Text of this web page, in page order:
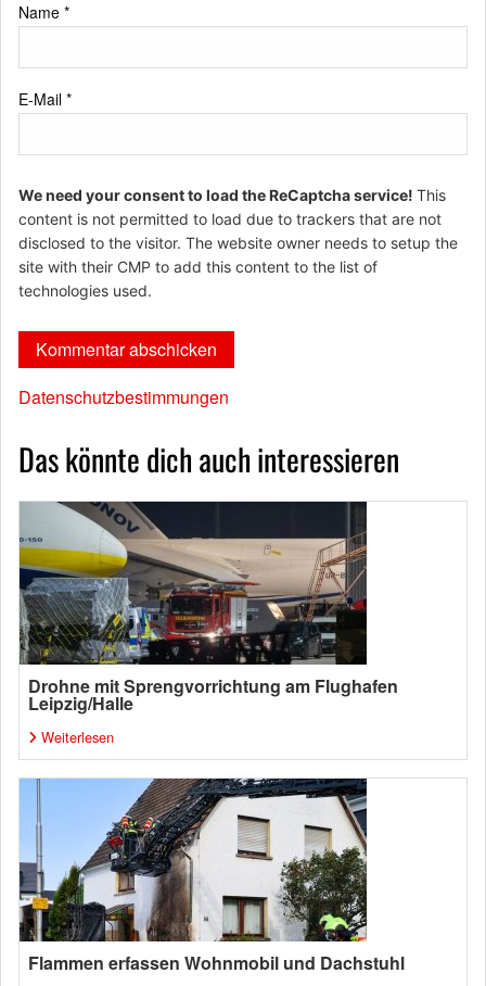
Name *
E-Mail *
We need your consent to load the ReCaptcha service! This
content is not permitted to load due to trackers that are not
disclosed to the visitor. The website owner needs to setup the
site with their CMP to add this content to the list of
technologies used.
Datenschutzbestimmungen
Das könnte dich auch interessieren
Drohne mit Sprengvorrichtung am Flughafen
Leipzig/Halle
Weiterlesen
Flammen erfassen Wohnmobil und Dachstuhl